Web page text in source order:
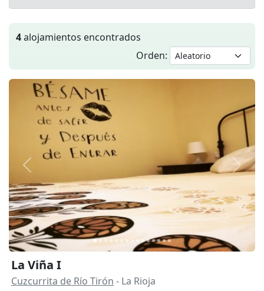
4alojamientos encontrados
Orden:
Anterior
La Viña I
Cuzcurrita de Río Tirón - La Rioja